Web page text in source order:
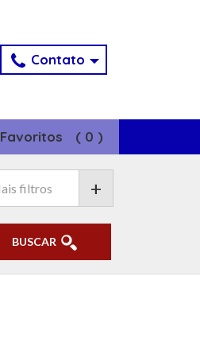
Contato
Favoritos ( 0 )
+
BUSCAR